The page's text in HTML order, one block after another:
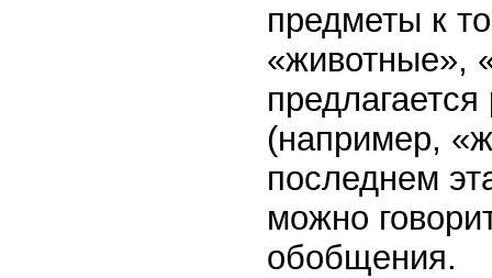
предметы к
«животные»,
(например,
последнем
можно
обобщения.